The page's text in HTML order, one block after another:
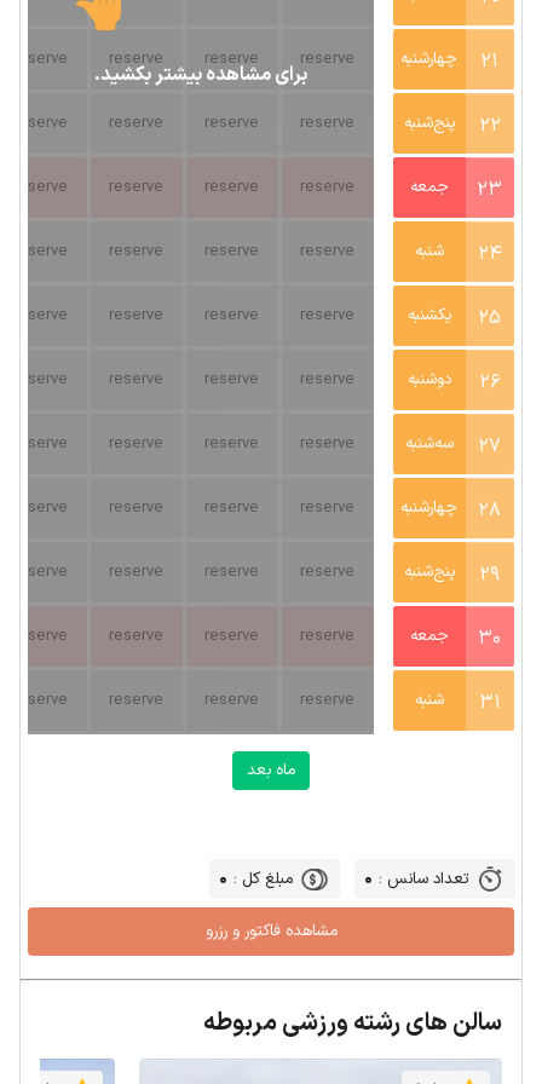
21 چهارشنبه
22 پنج‌شنبه
23 جمعه
24 شنبه
25 یکشنبه
26 دوشنبه
27 سه‌شنبه
28 چهارشنبه
29 پنج‌شنبه
30 جمعه
31 شنبه
برای مشاهده بیشتر بکشید.
reserve
reserve
reserve
reserve
reserve
reserve
reserve
reserve
reserve
reserve
reserve
reserve
reserve
reserve
reserve
reserve
reserve
reserve
reserve
reserve
reserve
reserve
reserve
reserve
reserve
reserve
reserve
reserve
reserve
reserve
reserve
reserve
reserve
reserve
reserve
reserve
reserve
reserve
reserve
reserve
reserve
reserve
reserve
reserve
ماه بعد
تعداد سانس : 0 مبلغ کل : 0
سالن های رشته ورزشی مربوطه